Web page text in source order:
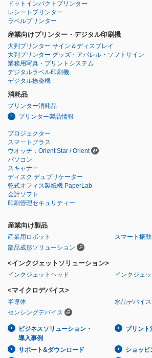
ドットインパクトプリンター
レシートプリンター
ラベルプリンター
産業向けプリンター・デジタル印刷機
大判プリンター サイン＆ディスプレイ
大判プリンター グッズ・アパレル・ソフトサイン
業務用写真・プリントシステム
デジタルラベル印刷機
デジタル捺染機
消耗品
プリンター消耗品
プリンター製品情報
プロジェクター
スマートグラス
ウオッチ：Orient Star / Orient
パソコン
スキャナー
ディスク デュプリケーター
乾式オフィス製紙機 PaperLab
会計ソフト
印刷管理セキュリティー
産業向け製品
産業用ロボット
スマート振
部品成形ソリューション
<インクジェットソリューション>
インクジェットヘッド インクジェ
<マイクロデバイス>
半導体
水晶デバイス
センシングデバイス
ビジネスソリューション・
導入事例
プリント
サポート&ダウンロード ショッピ